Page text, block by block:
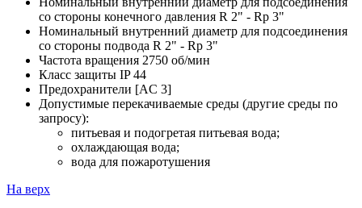
со стороны конечного давления R 2" - Rp 3"
Номинальный внутренний диаметр для подсоединения
со стороны подвода R 2" - Rp 3"
Частота вращения 2750 об/мин
Класс защиты IP 44
Предохранители [AC 3]
Допустимые перекачиваемые среды (другие среды по
запросу):
питьевая и подогретая питьевая вода;
охлаждающая вода;
вода для пожаротушения
На верх